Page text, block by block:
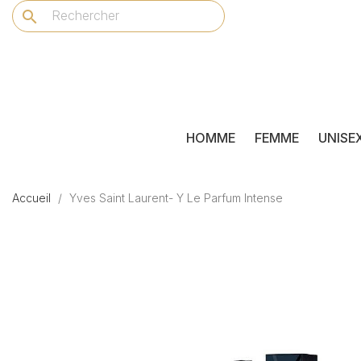
search
HOMME FEMME
Accueil Yves Saint Laurent- Y Le Parfum Intense